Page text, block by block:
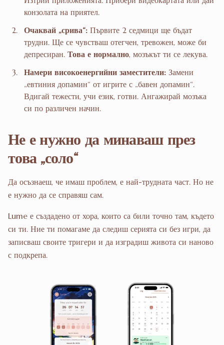
конзолата на приятел.
Очаквай „срива“: Първите 2 седмици ще бъдат
трудни. Ще се чувстваш отегчен, тревожен, може би
депресиран. Това е нормално, мозъкът ти се лекува.
Намери високоенергийни заместители: Замени
„евтиния допамин“ от игрите с „бавен допамин“.
Вдигай тежести, учи език, готви. Ангажирай мозъка
си по различен начин.
Не е нужно да минаваш през
това „соло“
Да осъзнаеш, че имаш проблем, е най-трудната част. Но не
е нужно да се справяш сам.
Lume е създадено от хора, които са били точно там, където
си ти. Ние ти помагаме да следиш серията си без игри, да
записваш своите тригери и да изградиш живота си наново
с подкрепа.